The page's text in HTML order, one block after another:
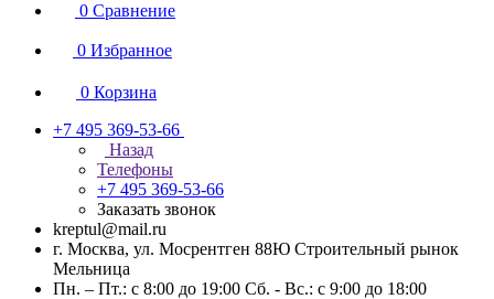
0 Сравнение
0 Избранное
0 Корзина
+7 495 369-53-66
Назад
Телефоны
+7 495 369-53-66
Заказать звонок
kreptul@mail.ru
г. Москва, ул. Мосрентген 88Ю Строительный рынок
Мельница
Пн. – Пт.: с 8:00 до 19:00 Сб. - Вс.: с 9:00 до 18:00